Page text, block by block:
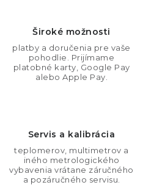
Široké možnosti
platby a doručenia pre vaše
pohodlie. Prijímame
platobné karty, Google Pay
alebo Apple Pay.
Servis a kalibrácia
teplomerov, multimetrov a
iného metrologického
vybavenia vrátane záručného
a pozáručného servisu.